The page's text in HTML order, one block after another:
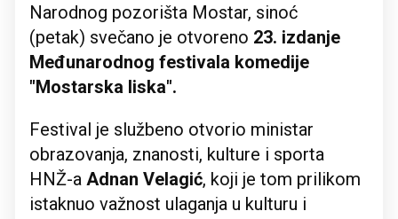
Narodnog pozorišta Mostar, sinoć
(petak) svečano je otvoreno 23. izdanje
Međunarodnog festivala komedije
"Mostarska liska".
Festival je službeno otvorio ministar
obrazovanja, znanosti, kulture i sporta
HNŽ-a Adnan Velagić, koji je tom prilikom
istaknuo važnost ulaganja u kulturu i